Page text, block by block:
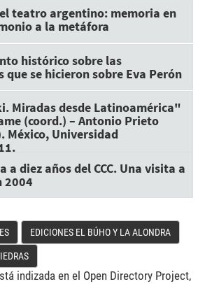
teatro argentino: memoria en
a la metáfora
histórico sobre las
que se hicieron sobre Eva Perón
Miradas desde Latinoamérica"
(coord.) – Antonio Prieto
México, Universidad
a diez años del CCC. Una visita a
2004
EDICIONES EL BÚHO Y LA ALONDRA
indizada en el Open Directory Project,